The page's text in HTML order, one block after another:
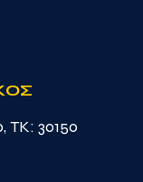
TK: 30150